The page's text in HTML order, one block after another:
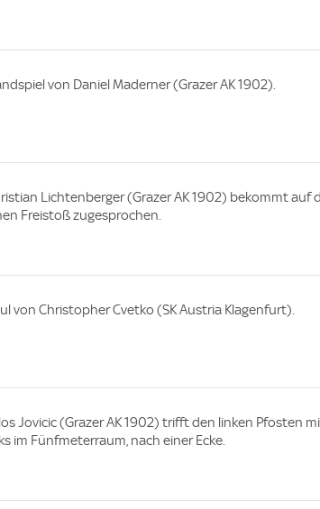
von Daniel Maderner (Grazer AK 1902).
Lichtenberger (Grazer AK 1902) bekommt auf
Freistoß zugesprochen.
von Christopher Cvetko (SK Austria Klagenfurt).
Jovicic (Grazer AK 1902) trifft den linken Pfosten
im Fünfmeterraum, nach einer Ecke.